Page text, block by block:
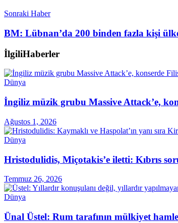
Sonraki Haber
BM: Lübnan’da 200 binden fazla kişi
İlgiliHaberler
Dünya
İngiliz müzik grubu Massive Attack’e,
Ağustos 1, 2026
Dünya
Hristodulidis, Miçotakis’e iletti: Kıbrıs
Temmuz 26, 2026
Dünya
Ünal Üstel: Rum tarafının mülkiyet